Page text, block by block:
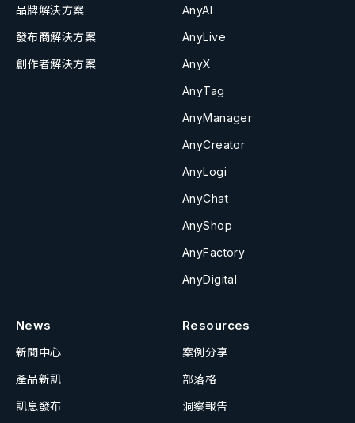
品牌解決方案
發布商解決方案
創作者解決方案
AnyAI
AnyLive
AnyX
AnyTag
AnyManager
AnyCreator
AnyLogi
AnyChat
AnyShop
AnyFactory
AnyDigital
News
新聞中心
產品新訊
訊息發布
Resources
案例分享
部落格
洞察報告